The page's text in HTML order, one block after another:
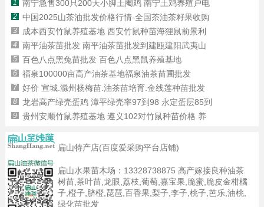
1 南宁急售300只200天小脚土阉鸡 南宁土鸡养殖户电
2 中国2025山茶油批发价格行情-全国茶油茶籽果收购
3 成本西安竹鼠养殖基地 西安竹鼠种苗海狸鼠前景利
4 南平油茶苗批发 南平油茶苗批发到建瓯建阳武夷山
5 百色八点黑兔苗批发 百色八点黑鼠养殖基地
6 福泉100000亩高产油茶基地福泉油茶苗圃批发
7 好价 宣城.滁州杨梅苗.油茶苗培育.金线莲种苗批发
8 龙岩高产绿壳蛋鸡 漳平绿壳率97到98 永定蛋层85到
9 贵州安顺竹鼠养殖基地 遵义102对竹鼠种苗价格 养
扁山特产店(百度爱采购平台店铺)
扁山水果苗木场： 13328738875 高产嫁接良种油茶
树苗,茶叶苗,龙眼,荔枝,葡萄,嘉宝果,脆蜜,脆皮金柑橘
子,橙子,脐橙,琵琶,百香果,梨子,李子,桃子,芭乐,油桃,
绿化苗批发